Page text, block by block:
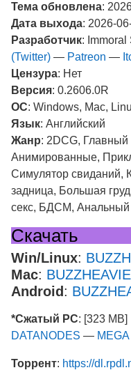
Тема обновлена:
Дата выхода: 2026-
Разработчик: Immoral
(Twitter) — Patreon —
Цензура: Нет
Версия: 0.2606.0R
ОС: Windows, Mac,
Язык: Английский
Жанр: 2DCG,
Анимированные,
Симулятор свиданий,
задница, Большая
секс, БДСМ, Анальный
Скачать
Win/Linux:
Mac:
Android :
*Сжатый PC: [323 MB]
DATANODES — MEGA
Торрент: https://